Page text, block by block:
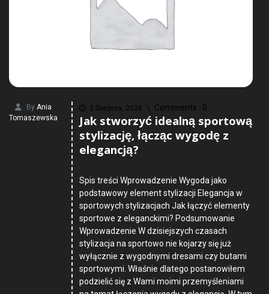
By Ania
Tomaszewska
2 Sierpnia, 2026 Comments : 0
Jak stworzyć idealną sportową
stylizację, łącząc wygodę z
elegancją?
Spis treści Wprowadzenie Wygoda jako
podstawowy element stylizacji Elegancja w
sportowych stylizacjach Jak łączyć elementy
sportowe z eleganckimi? Podsumowanie
Wprowadzenie W dzisiejszych czasach
stylizacja na sportowo nie kojarzy się już
wyłącznie z wygodnymi dresami czy butami
sportowymi. Właśnie dlatego postanowiłem
podzielić się z Wami moimi przemyśleniami